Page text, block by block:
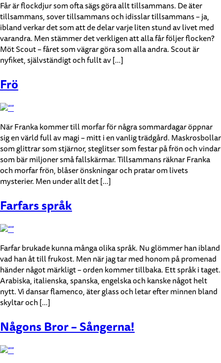
Får är flockdjur som ofta sägs göra allt tillsammans. De äter
tillsammans, sover tillsammans och idisslar tillsammans – ja,
ibland verkar det som att de delar varje liten stund av livet med
varandra. Men stämmer det verkligen att alla får följer flocken?
Möt Scout – fåret som vägrar göra som alla andra. Scout är
nyfiket, självständigt och fullt av […]
Frö
När Franka kommer till morfar för några sommardagar öppnar
sig en värld full av magi – mitt i en vanlig trädgård. Maskrosbollar
som glittrar som stjärnor, steglitser som festar på frön och vindar
som bär miljoner små fallskärmar. Tillsammans räknar Franka
och morfar frön, blåser önskningar och pratar om livets
mysterier. Men under allt det […]
Farfars språk
Farfar brukade kunna många olika språk. Nu glömmer han ibland
vad han åt till frukost. Men när jag tar med honom på promenad
händer något märkligt – orden kommer tillbaka. Ett språk i taget.
Arabiska, italienska, spanska, engelska och kanske något helt
nytt. Vi dansar flamenco, äter glass och letar efter minnen bland
skyltar och […]
Någons Bror – Sångerna!